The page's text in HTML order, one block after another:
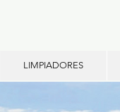
LIMPIADORES